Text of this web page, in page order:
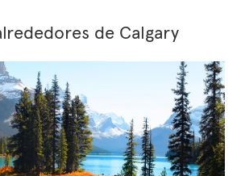
de Calgary